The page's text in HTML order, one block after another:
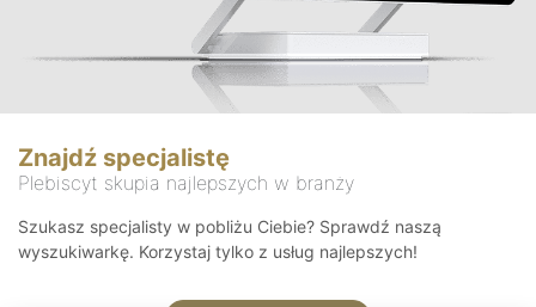
Znajdź specjalistę
Plebiscyt skupia najlepszych w branży
Szukasz specjalisty w pobliżu Ciebie? Sprawdź naszą
wyszukiwarkę. Korzystaj tylko z usług najlepszych!